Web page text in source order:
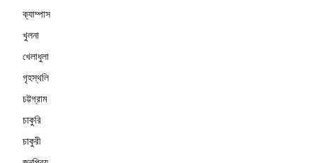
ক্যাম্পাস
খুলনা
খেলাধুলা
গৃহস্থলি
চট্টগ্রাম
চাকুরি
চাকুরী